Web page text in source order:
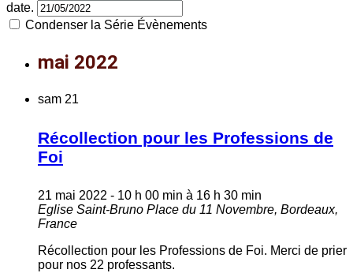
date.
Condenser la Série Évènements
mai 2022
sam 21
Récollection pour les Professions de
Foi
21 mai 2022 - 10 h 00 min à 16 h 30 min
Eglise Saint-Bruno Place du 11 Novembre, Bordeaux,
France
Récollection pour les Professions de Foi. Merci de prier
pour nos 22 professants.